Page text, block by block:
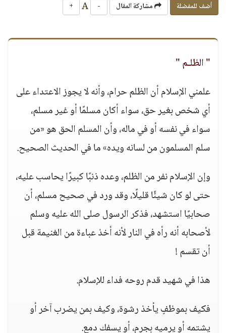
أضف للمفضلة مشاركة المقال -
+
" الظلـم "
علمني الإسلام أن الظلم حرام، وأنه لا يجوز الاعتداء على
أي شخص بغير حق، سواء أكان مسلمًا أو غير مسلم،
سواء في نفسه أو في ماله، وأن المسلم الحق هو «من
سلم المسلمون من لسانه ويده» ما في الحديث الصحيح.
وإن الإسلام نفر من الظلم، وعده ذنبًا كبيرًا يحاسب عليه،
حتى لو كان شيئًا قليلًا، وقد ورد في صحيح مسلم، أن
صحابيًا استشهد، فذكر الرسول صلى الله عليه وسلم
لأصحابه أنه رأه في النار لأنه أخذ عباءة من الغنيمة قبل
أن تقسم !
هذا في شهيد قدم روحه فداء للإسلام.
فكيف بموظفٍ يأخذ رشوة، وكيف بمن يضرب آخر أو
يشتمه أو يرميه بجرم، أو يسفك دمع.